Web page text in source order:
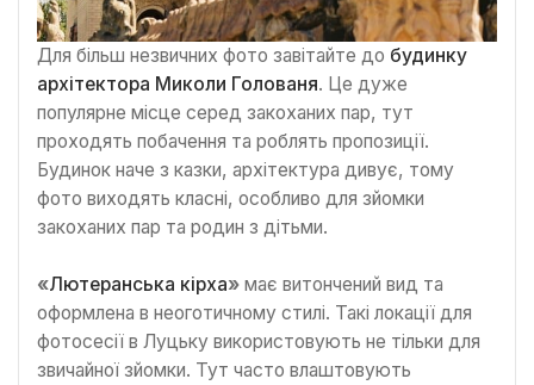
Для більш незвичних фото завітайте до будинку
архітектора Миколи Голованя. Це дуже
популярне місце серед закоханих пар, тут
проходять побачення та роблять пропозиції.
Будинок наче з казки, архітектура дивує, тому
фото виходять класні, особливо для зйомки
закоханих пар та родин з дітьми.
«Лютеранська кірха» має витончений вид та
оформлена в неоготичному стилі. Такі локації для
фотосесії в Луцьку використовують не тільки для
звичайної зйомки. Тут часто влаштовують